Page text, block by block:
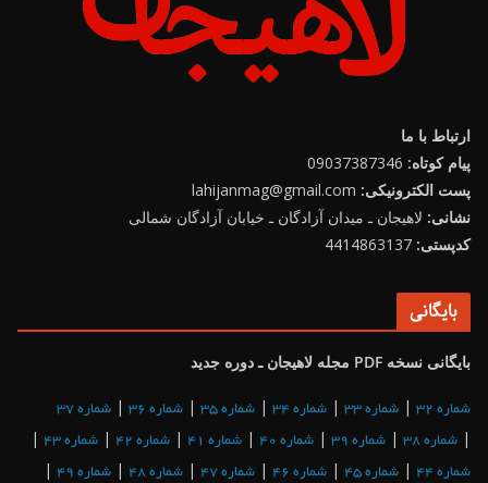
ارتباط با ما
پیام کوتاه:
پست الکترونیکی:
نشانی: لاهیجان ـ میدان آزادگان ـ خیابان آزادگان شمالی
کدپستی:
بایگانی
بایگانی نسخه PDF مجله لاهیجان ـ دوره جدید
شماره 32 | شماره 33 | شماره 34 | شماره 35 | شماره 36 | شماره 37
| شماره 38 | شماره 39 | شماره 40 | شماره 41 | شماره 42 | شماره 43 |
شماره 44 | شماره 45 | شماره 46 | شماره 47 | شماره 48 | شماره 49 |